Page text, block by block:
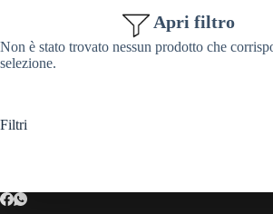
Apri filtro
Non è stato trovato nessun prodotto che
selezione.
Filtri